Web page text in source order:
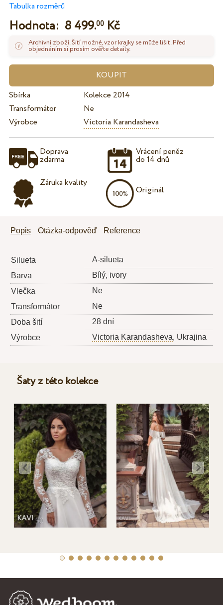
Tabulka rozměrů
Hodnota: 8 499.00Kč
Archivní zboží. Šití možné, vzor krajky se může lišit. Před
objednáním si prosím ověřte detaily.
Sbírka
Kolekce 2014
Transformátor
Ne
Výrobce
Victoria Karandasheva
Doprava
zdarma
Záruka kvality
Vrácení peněz
do 14 dnů
Originál
Popis Otázka-odpověď Reference
Silueta
A-silueta
Barva
Bílý, ivory
Vlečka
Ne
Transformátor
Ne
Doba šití
28 dní
Výrobce
Victoria Karandasheva, Ukrajina
Šaty z této kolekce